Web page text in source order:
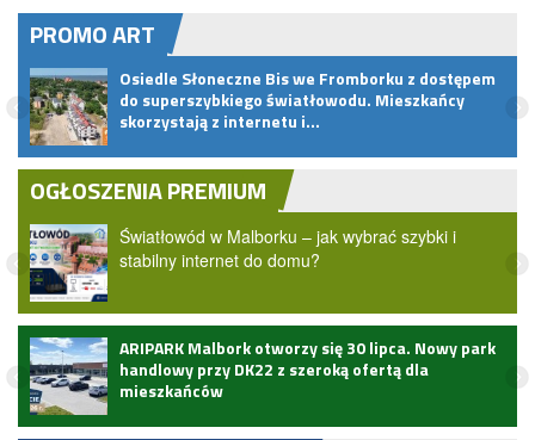
PROMO ART
Osiedle Słoneczne Bis we Fromborku z dostępem
do superszybkiego światłowodu. Mieszkańcy
skorzystają z internetu i…
OGŁOSZENIA PREMIUM
Światłowód w Malborku – jak wybrać szybki i
stabilny internet do domu?
ARIPARK Malbork otworzy się 30 lipca. Nowy park
handlowy przy DK22 z szeroką ofertą dla
mieszkańców